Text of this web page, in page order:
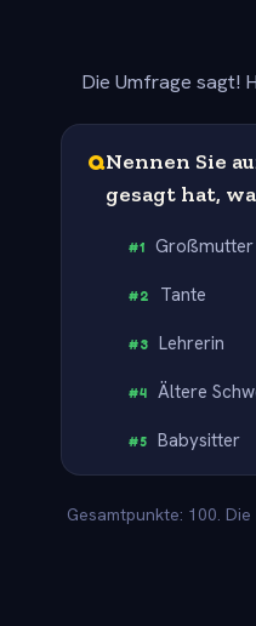
Die Umfrage sagt!
QNennen Sie
gesagt hat,
#1 Großmutter
#2 Tante
#3 Lehrerin
#4 Ältere
#5 Babysitter
Gesamtpunkte: 100.